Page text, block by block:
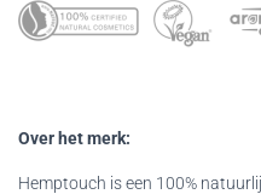
Over het merk:
Hemptouch is een 100%